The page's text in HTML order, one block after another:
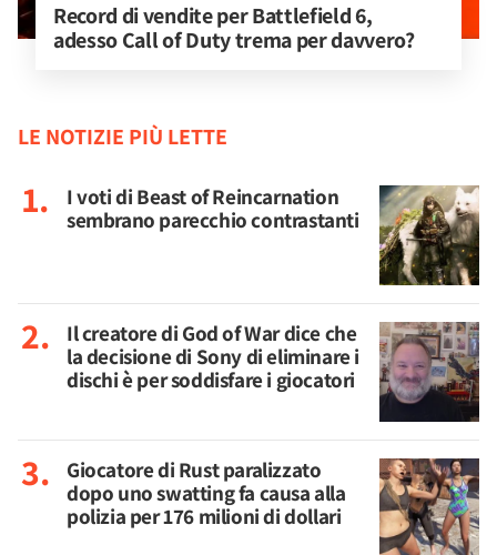
Record di vendite per Battlefield 6,
adesso Call of Duty trema per davvero?
LE NOTIZIE PIÙ LETTE
I voti di Beast of Reincarnation
sembrano parecchio contrastanti
Il creatore di God of War dice che
la decisione di Sony di eliminare i
dischi è per soddisfare i giocatori
Giocatore di Rust paralizzato
dopo uno swatting fa causa alla
polizia per 176 milioni di dollari